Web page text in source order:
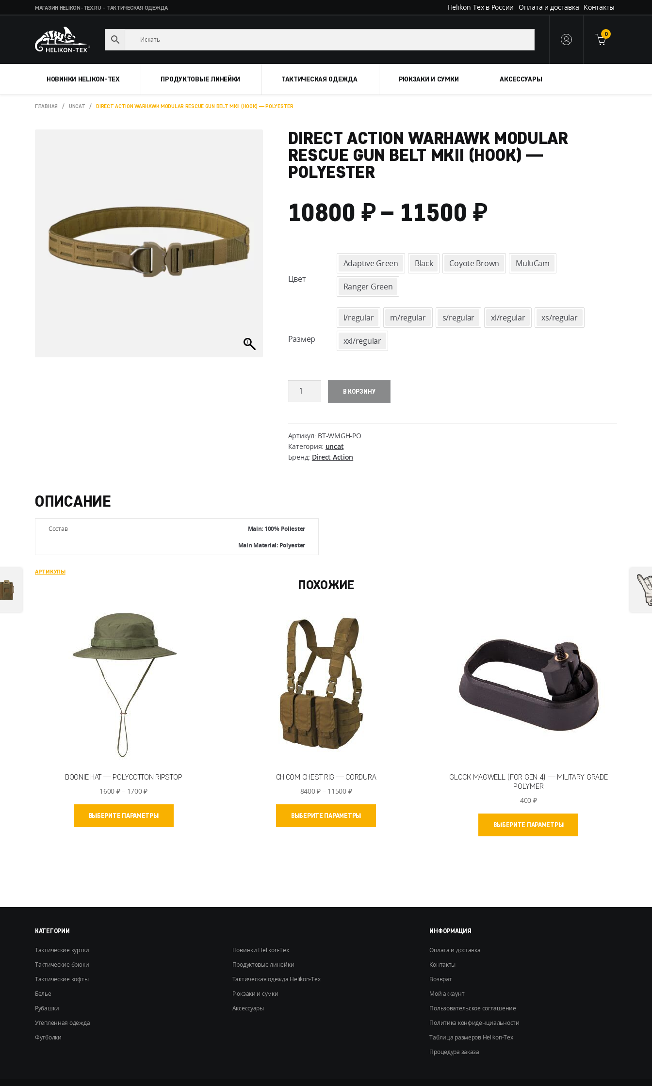
МАГАЗИН HELIKON-TEX.RU - ТАКТИЧЕСКАЯ ОДЕЖДА Helikon-Tex в России Оплата и доставка Контакты
Skip
Skip
0
НОВИНКИ HELIKON-TEX ПРОДУКТОВЫЕ ЛИНЕЙКИ ТАКТИЧЕСКАЯ ОДЕЖДА РЮКЗАКИ И СУМКИ АКСЕССУАРЫ
ГЛАВНАЯ / UNCAT / DIRECT ACTION WARHAWK MODULAR RESCUE GUN BELT MKII (HOOK) — POLYESTER
DIRECT ACTION WARHAWK MODULAR
RESCUE GUN BELT MKII (HOOK) —
POLYESTER
10800 ₽– 11500 ₽ДИАПАЗОН
10800 ₽
–
11500 ₽
Цвет
Adaptive Green Black Coyote Brown MultiCam
Ranger Green
Размер
l/regular m/regular s/regular xl/regular xs/regular
xxl/regular
Количество
Warhawk
Modular
Rescue
Polyester
В КОРЗИНУ
Артикул: BT-WMGH-PO
Категория: uncat
Бренд: Direct Action
ОПИСАНИЕ
Состав
Main: 100% Poliester
Main Material: Polyester
АРТИКУЛЫ
ПОХОЖИЕ
BOONIE HAT — POLYCOTTON RIPSTOP
1600 ₽– 1700₽Диапазон
1600 ₽
ВЫБЕРИТЕ ПАРАМЕТРЫ
имеет
странице
CHICOM CHEST RIG — CORDURA
8400₽ – 11500 ₽Диапазон
8400 ₽
ВЫБЕРИТЕ ПАРАМЕТРЫ
имеет
странице
GLOCK MAGWELL (FOR GEN 4) — MILITARY GRADE
POLYMER
400 ₽
ВЫБЕРИТЕ ПАРАМЕТРЫ
имеет
КАТЕГОРИИ
Тактические куртки
Тактические брюки
Тактические кофты
Белье
Рубашки
Утепленная одежда
Футболки
Новинки Helikon-Tex
Продуктовые линейки
Тактическая одежда Helikon-Tex
Рюкзаки и сумки
Аксессуары
ИНФОРМАЦИЯ
Оплата и доставка
Контакты
Возврат
Мой аккаунт
Пользовательское соглашение
Политика конфиденциальности
Таблица размеров Helikon-Tex
Процедура заказа